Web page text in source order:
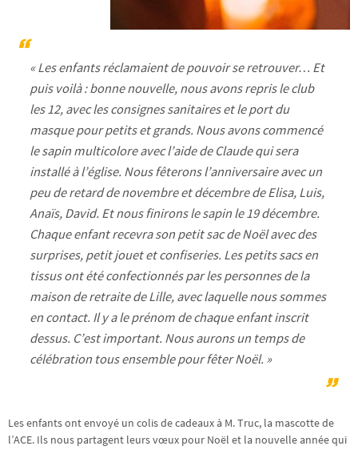
« Les enfants réclamaient de pouvoir se retrouver… Et
puis voilà : bonne nouvelle, nous avons repris le club
les 12, avec les consignes sanitaires et le port du
masque pour petits et grands. Nous avons commencé
le sapin multicolore avec l’aide de Claude qui sera
installé à l’église. Nous fêterons l’anniversaire avec un
peu de retard de novembre et décembre de Elisa, Luis,
Anaïs, David. Et nous finirons le sapin le 19 décembre.
Chaque enfant recevra son petit sac de Noël avec des
surprises, petit jouet et confiseries. Les petits sacs en
tissus ont été confectionnés par les personnes de la
maison de retraite de Lille, avec laquelle nous sommes
en contact. Il y a le prénom de chaque enfant inscrit
dessus. C’est important. Nous aurons un temps de
célébration tous ensemble pour fêter Noël. »
Les enfants ont envoyé un colis de cadeaux à M. Truc, la mascotte de
l’ACE. Ils nous partagent leurs vœux pour Noël et la nouvelle année qui